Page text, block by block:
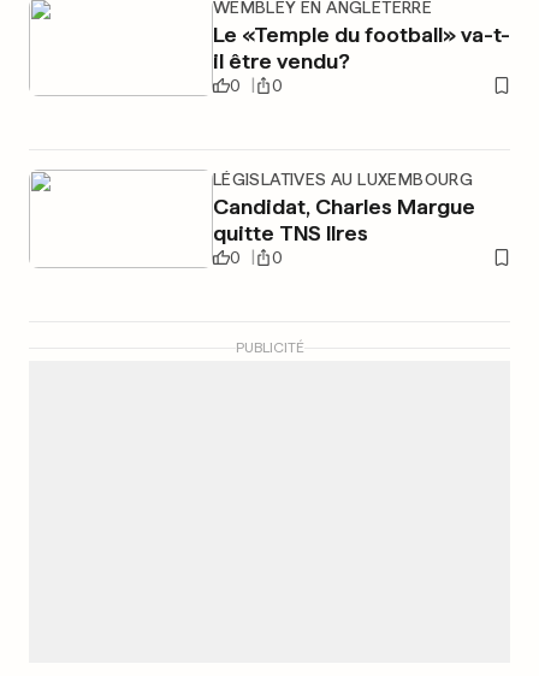
WEMBLEY EN ANGLETERRE
Le «Temple du football» va-t-
il être vendu?
0 0
LÉGISLATIVES AU LUXEMBOURG
Candidat, Charles Margue
quitte TNS Ilres
0 0
PUBLICITÉ